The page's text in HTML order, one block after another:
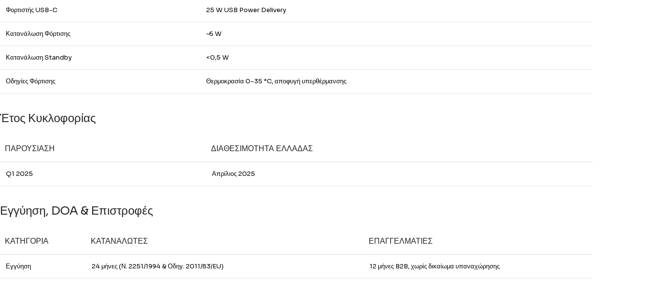
Φορτιστής USB-C 25 W USB Power Delivery
Κατανάλωση Φόρτισης ~6 W
Κατανάλωση Standby <0,5 W
Οδηγίες Φόρτισης Θερμοκρασία 0–35 °C, αποφυγή υπερθέρμανσης
Έτος Κυκλοφορίας
ΠΑΡΟΥΣΊΑΣΗ ΔΙΑΘΕΣΙΜΌΤΗΤΑ ΕΛΛΆΔΑΣ
Q1 2025 Απρίλιος 2025
Εγγύηση, DOA & Επιστροφές
ΚΑΤΗΓΟΡΊΑ ΚΑΤΑΝΑΛΩΤΈΣ ΕΠΑΓΓΕΛΜΑΤΊΕΣ
Εγγύηση 24 μήνες (Ν. 2251/1994 & Οδηγ. 2011/83/EU) 12 μήνες B2B, χωρίς δικαίωμα υπαναχώρησης